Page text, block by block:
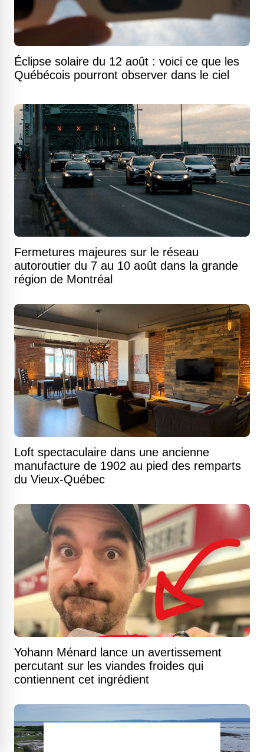
Éclipse solaire du 12 août : voici ce que les
Québécois pourront observer dans le ciel
Fermetures majeures sur le réseau
autoroutier du 7 au 10 août dans la grande
région de Montréal
Loft spectaculaire dans une ancienne
manufacture de 1902 au pied des remparts
du Vieux-Québec
Yohann Ménard lance un avertissement
percutant sur les viandes froides qui
contiennent cet ingrédient